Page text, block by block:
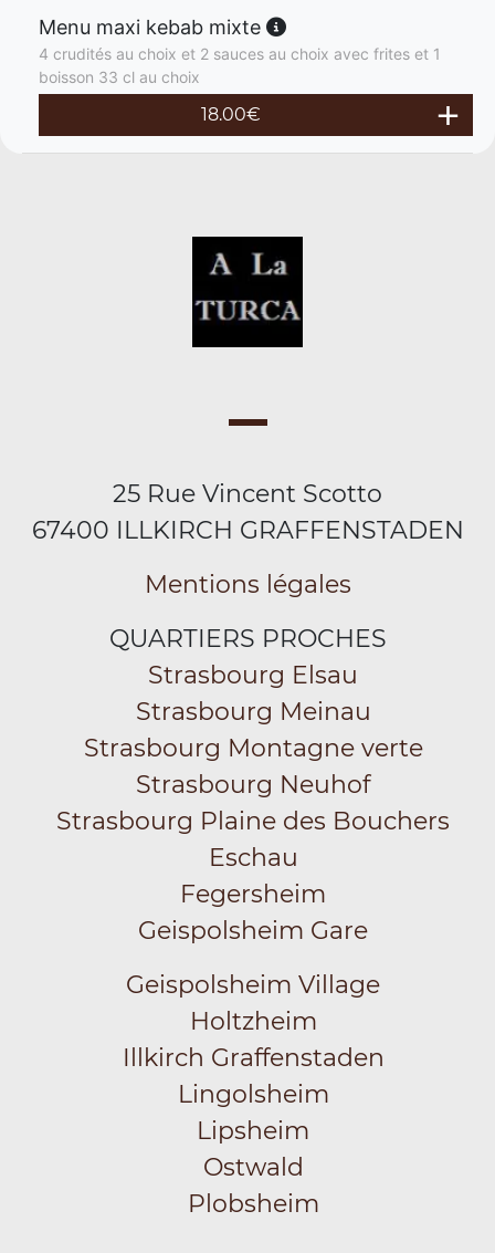
Menu maxi kebab mixte
4 crudités au choix et 2 sauces au choix avec frites et 1
boisson 33 cl au choix
18.00€
25 Rue Vincent Scotto
67400 ILLKIRCH GRAFFENSTADEN
Mentions légales
QUARTIERS PROCHES
Strasbourg Elsau
Strasbourg Meinau
Strasbourg Montagne verte
Strasbourg Neuhof
Strasbourg Plaine des Bouchers
Eschau
Fegersheim
Geispolsheim Gare
Geispolsheim Village
Holtzheim
Illkirch Graffenstaden
Lingolsheim
Lipsheim
Ostwald
Plobsheim